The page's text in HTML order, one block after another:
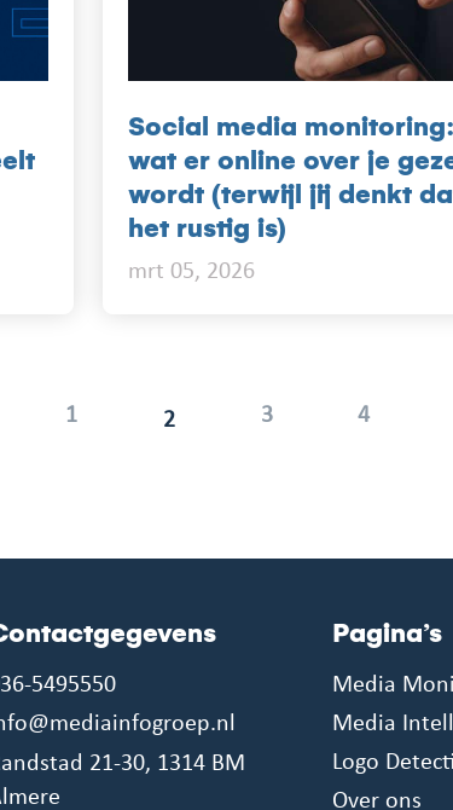
Social media monitoring:
wat er online over je
wordt (terwijl jij denkt
het rustig is)
mrt 05, 2026
1 2 3 4
5495550
21-30, 1314 BM
Pagina’s
Media
Media
Logo
Over ons